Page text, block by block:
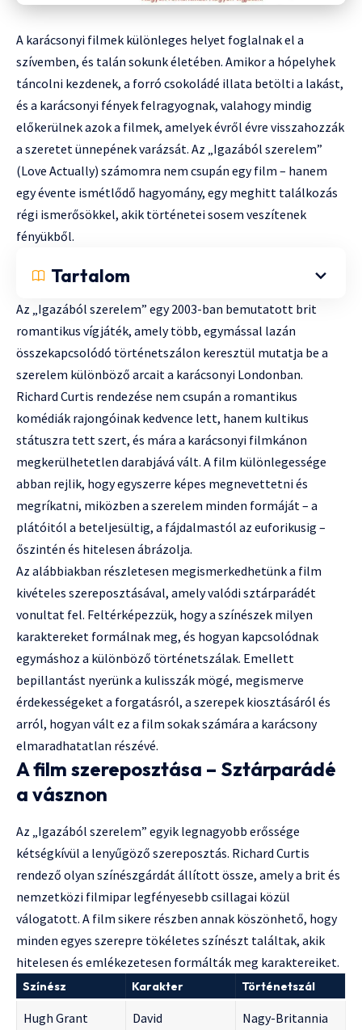
A karácsonyi filmek különleges helyet foglalnak el a
szívemben, és talán sokunk életében. Amikor a hópelyhek
táncolni kezdenek, a forró csokoládé illata betölti a lakást,
és a karácsonyi fények felragyognak, valahogy mindig
előkerülnek azok a filmek, amelyek évről évre visszahozzák
a szeretet ünnepének varázsát. Az „Igazából szerelem”
(Love Actually) számomra nem csupán egy film – hanem
egy évente ismétlődő hagyomány, egy meghitt találkozás
régi ismerősökkel, akik történetei sosem veszítenek
fényükből.
Tartalom
Az „Igazából szerelem” egy 2003-ban bemutatott brit
romantikus vígjáték, amely több, egymással lazán
összekapcsolódó történetszálon keresztül mutatja be a
szerelem különböző arcait a karácsonyi Londonban.
Richard Curtis rendezése nem csupán a romantikus
komédiák rajongóinak kedvence lett, hanem kultikus
státuszra tett szert, és mára a karácsonyi filmkánon
megkerülhetetlen darabjává vált. A film különlegessége
abban rejlik, hogy egyszerre képes megnevettetni és
megríkatni, miközben a szerelem minden formáját – a
plátóitól a beteljesültig, a fájdalmastól az euforikusig –
őszintén és hitelesen ábrázolja.
Az alábbiakban részletesen megismerkedhetünk a film
kivételes szereposztásával, amely valódi sztárparádét
vonultat fel. Feltérképezzük, hogy a színészek milyen
karaktereket formálnak meg, és hogyan kapcsolódnak
egymáshoz a különböző történetszálak. Emellett
bepillantást nyerünk a kulisszák mögé, megismerve
érdekességeket a forgatásról, a szerepek kiosztásáról és
arról, hogyan vált ez a film sokak számára a karácsony
elmaradhatatlan részévé.
A film szereposztása – Sztárparádé
a vásznon
Az „Igazából szerelem” egyik legnagyobb erőssége
kétségkívül a lenyűgöző szereposztás. Richard Curtis
rendező olyan színészgárdát állított össze, amely a brit és
nemzetközi filmipar legfényesebb csillagai közül
válogatott. A film sikere részben annak köszönhető, hogy
minden egyes szerepre tökéletes színészt találtak, akik
hitelesen és emlékezetesen formálták meg karaktereiket.
Színész Karakter Történetszál
Hugh Grant David
Nagy-Britannia